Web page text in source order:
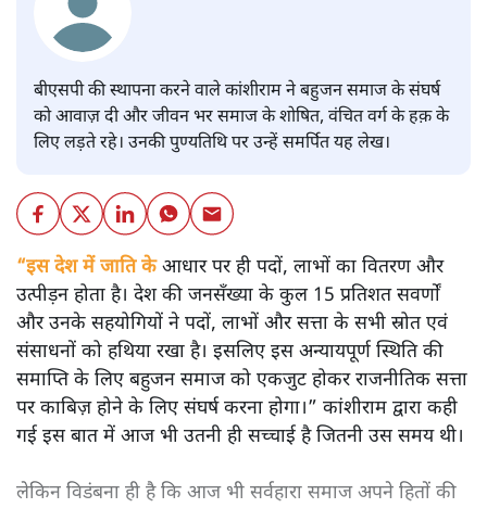
बीएसपी की स्थापना करने वाले कांशीराम ने बहुजन समाज के संघर्ष
को आवाज़ दी और जीवन भर समाज के शोषित, वंचित वर्ग के हक़ के
लिए लड़ते रहे। उनकी पुण्यतिथि पर उन्हें समर्पित यह लेख।
“इस देश में जाति केआधार पर ही पदों, लाभों का वितरण और
उत्पीड़न होता है। देश की जनसँख्या के कुल 15 प्रतिशत सवर्णों
और उनके सहयोगियों ने पदों, लाभों और सत्ता के सभी स्रोत एवं
संसाधनों को हथिया रखा है। इसलिए इस अन्यायपूर्ण स्थिति की
समाप्ति के लिए बहुजन समाज को एकजुट होकर राजनीतिक सत्ता
पर काबिज़ होने के लिए संघर्ष करना होगा।” कांशीराम द्वारा कही
गई इस बात में आज भी उतनी ही सच्चाई है जितनी उस समय थी।
लेकिन विडंबना ही है कि आज भी सर्वहारा समाज अपने हितों की